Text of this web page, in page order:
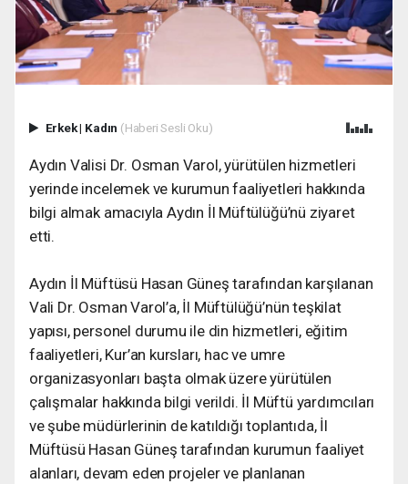
Erkek| Kadın (Haberi Sesli Oku)
Aydın Valisi Dr. Osman Varol, yürütülen hizmetleri
yerinde incelemek ve kurumun faaliyetleri hakkında
bilgi almak amacıyla Aydın İl Müftülüğü’nü ziyaret
etti.
Aydın İl Müftüsü Hasan Güneş tarafından karşılanan
Vali Dr. Osman Varol’a, İl Müftülüğü’nün teşkilat
yapısı, personel durumu ile din hizmetleri, eğitim
faaliyetleri, Kur’an kursları, hac ve umre
organizasyonları başta olmak üzere yürütülen
çalışmalar hakkında bilgi verildi. İl Müftü yardımcıları
ve şube müdürlerinin de katıldığı toplantıda, İl
Müftüsü Hasan Güneş tarafından kurumun faaliyet
alanları, devam eden projeler ve planlanan